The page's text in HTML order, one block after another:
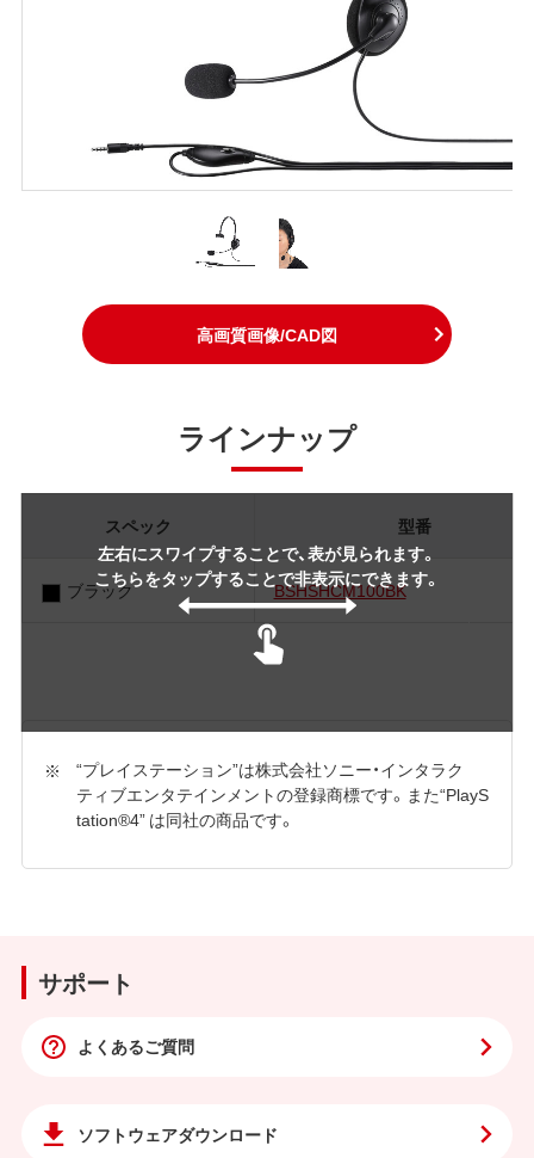
高画質画像/CAD図
ラインナップ
左右にスワイプすることで、表が見られます。
こちらをタップすることで非表示にできます。
スペック 型番
ブラック BSHSHCM100BK
“プレイステーション”は株式会社ソニー・インタラク
ティブエンタテインメントの登録商標です。また“PlayS
tation®4” は同社の商品です。
サポート
よくあるご質問
ソフトウェアダウンロード